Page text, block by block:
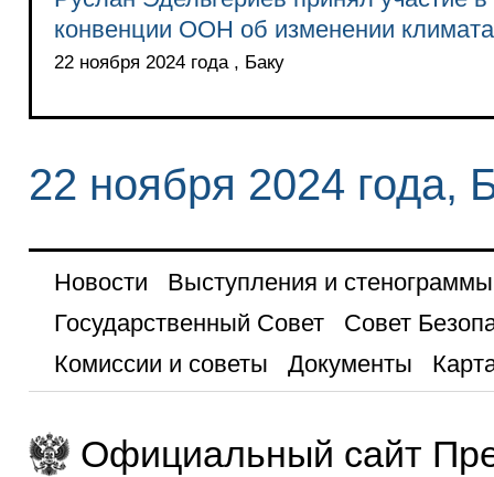
конвенции ООН об изменении климата
22 ноября 2024 года , Баку
22 ноября 2024 года,
Новости
Выступления и стенограммы
Государственный Совет
Совет
Комиссии и советы
Документы
Официальный сайт